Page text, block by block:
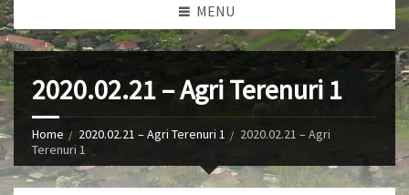
MENU
2020.02.21 – Agri Terenuri 1
Home 2020.02.21 – Agri Terenuri 1
2020.02.21 – Agri
Terenuri 1